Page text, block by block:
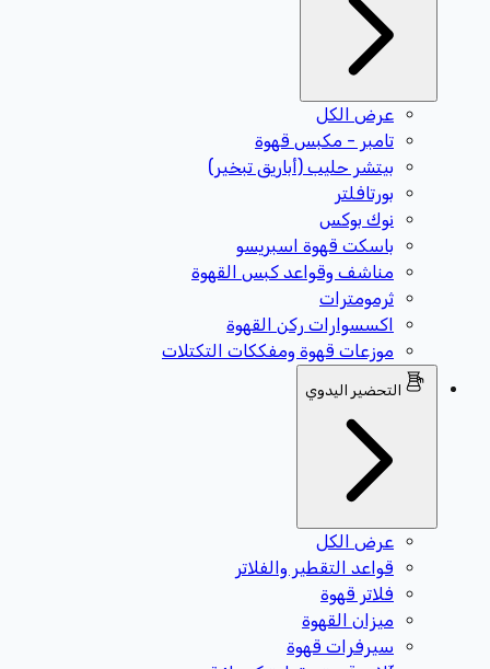
عرض الكل
تامبر - مكبس قهوة
بيتشر حليب (أباريق تبخير)
بورتافلتر
نوك بوكس
باسكت قهوة اسبريسو
مناشف وقواعد كبس القهوة
ثرمومترات
اكسسوارات ركن القهوة
موزعات قهوة ومفككات التكتلات
التحضير اليدوي
عرض الكل
قواعد التقطير والفلاتر
فلاتر قهوة
ميزان القهوة
سيرفرات قهوة